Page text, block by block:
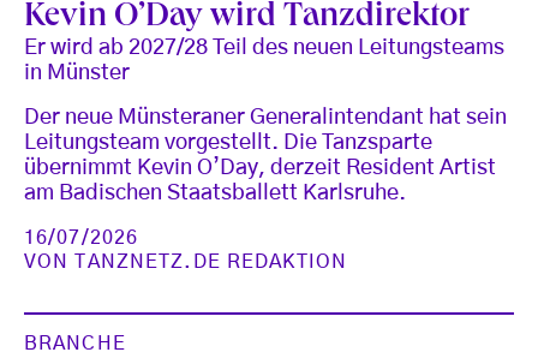
Kevin O’Day wird Tanzdirektor
Er wird ab 2027/28 Teil des neuen Leitungsteams
in Münster
Der neue Münsteraner Generalintendant hat sein
Leitungsteam vorgestellt. Die Tanzsparte
übernimmt Kevin O’Day, derzeit Resident Artist
am Badischen Staatsballett Karlsruhe.
16/07/2026
VON
TANZNETZ.DE REDAKTION
BRANCHE